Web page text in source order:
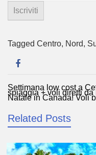
Tagged Centro, Nord,
Navigazione
articoli
Settimana low cost a
spiaggia + voli diretti
Natale in Canada! Voli
Related Posts